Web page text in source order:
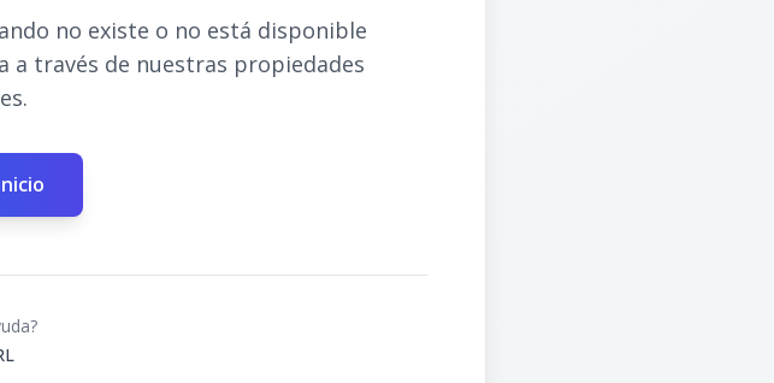
no existe o no está disponible
a través de nuestras propiedades